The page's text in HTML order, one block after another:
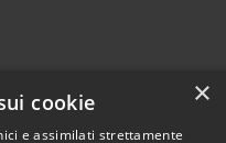
×
cookie
e assimilati strettamente